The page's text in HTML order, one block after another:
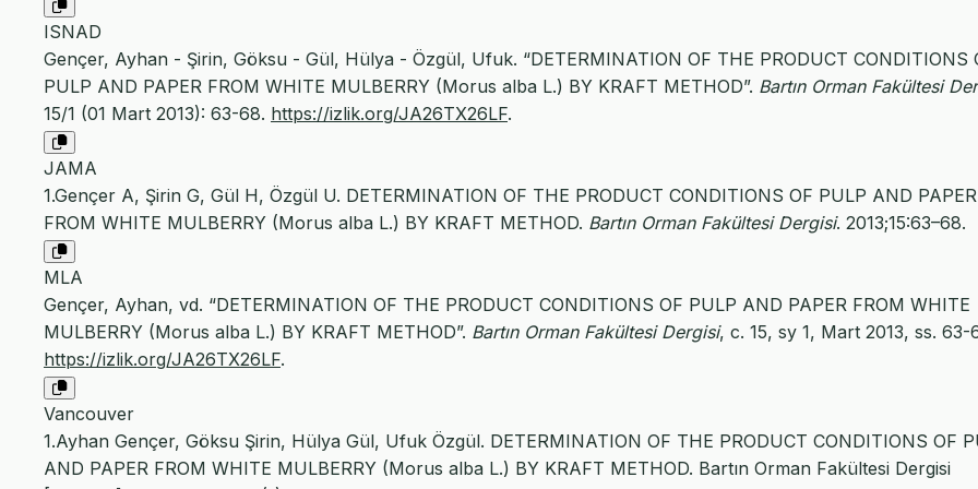
ISNAD
Gençer, Ayhan - Şirin, Göksu - Gül, Hülya - Özgül, Ufuk. “DETERMINATION OF THE PRODUCT CONDITIONS
PULP AND PAPER FROM WHITE MULBERRY (Morus alba L.) BY KRAFT METHOD”. Bartın Orman Fakültesi
15/1 (01 Mart 2013): 63-68. https://izlik.org/JA26TX26LF.
JAMA
1.Gençer A, Şirin G, Gül H, Özgül U. DETERMINATION OF THE PRODUCT CONDITIONS OF PULP AND PAPER
FROM WHITE MULBERRY (Morus alba L.) BY KRAFT METHOD. Bartın Orman Fakültesi Dergisi. 2013;15:63–68.
MLA
Gençer, Ayhan, vd. “DETERMINATION OF THE PRODUCT CONDITIONS OF PULP AND PAPER FROM WHITE
MULBERRY (Morus alba L.) BY KRAFT METHOD”. Bartın Orman Fakültesi Dergisi, c. 15, sy 1, Mart 2013, ss. 63-
https://izlik.org/JA26TX26LF.
Vancouver
1.Ayhan Gençer, Göksu Şirin, Hülya Gül, Ufuk Özgül. DETERMINATION OF THE PRODUCT CONDITIONS OF
AND PAPER FROM WHITE MULBERRY (Morus alba L.) BY KRAFT METHOD. Bartın Orman Fakültesi Dergisi